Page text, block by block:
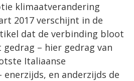
klimaatverandering
2017 verschijnt in de
dat de verbinding bloot
– hier gedrag van
Italiaanse
enerzijds, en anderzijds de